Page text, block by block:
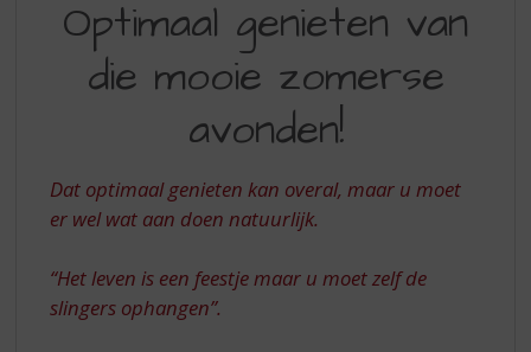
GENIETEN
VAN
ZOMERSE
AVONDEN!
Optimaal genieten van
die mooie zomerse
avonden!
Dat optimaal genieten kan overal, maar u moet
er wel wat aan doen natuurlijk.
“Het leven is een feestje maar u moet zelf de
slingers ophangen”.